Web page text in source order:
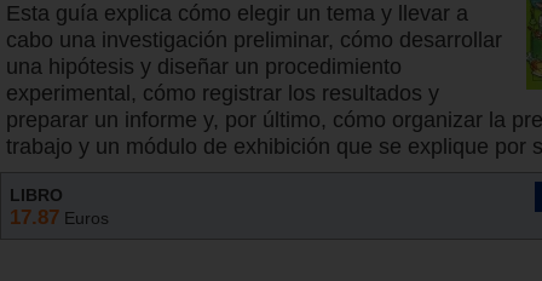
Esta guía explica cómo elegir un tema y llevar a
cabo una investigación preliminar, cómo desarrollar
una hipótesis y diseñar un procedimiento
experimental, cómo registrar los resultados y
preparar un informe y, por último, cómo organizar la
trabajo y un módulo de exhibición que se explique por
LIBRO
17.87 Euros